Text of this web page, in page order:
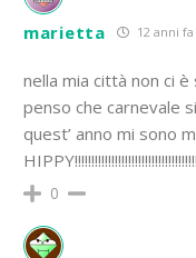
marietta 12 anni fa
nella mia città non ci
penso che carnevale
quest’ anno mi sono
0